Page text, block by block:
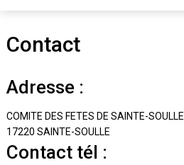
Contact
Adresse :
COMITE DES FETES DE SAINTE-SOULLE
17220 SAINTE-SOULLE
Contact tél :